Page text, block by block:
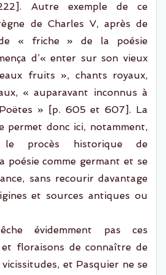
Autre exemplede ce
de Charles V, après de
de « friche » de la poésie
d’« enter sur son vieux
fruits », chants royaux,
« auparavant inconnus à
Poëtes » [p. 605 et 607]. La
permet donc ici, notamment,
le procès historique de
poésiecomme germant et se
sans recourir davantage
et sources antiques ou
évidemment pas ces
et floraisons de connaître de
et Pasquier ne se